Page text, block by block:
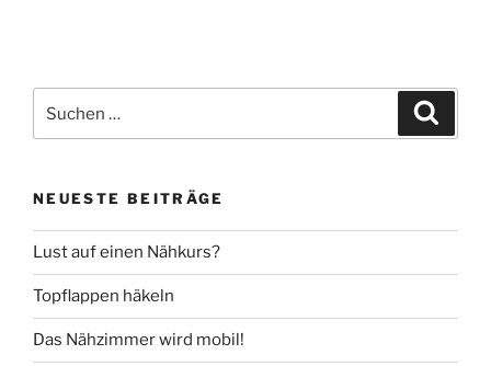
nach:
NEUESTE BEITRÄGE
Lust auf einen Nähkurs?
Topflappen häkeln
Das Nähzimmer wird mobil!